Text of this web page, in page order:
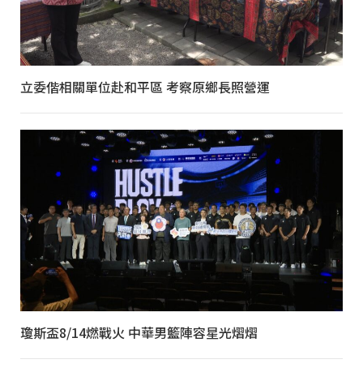
立委偕相關單位赴和平區 考察原鄉長照營運
瓊斯盃8/14燃戰火 中華男籃陣容星光熠熠